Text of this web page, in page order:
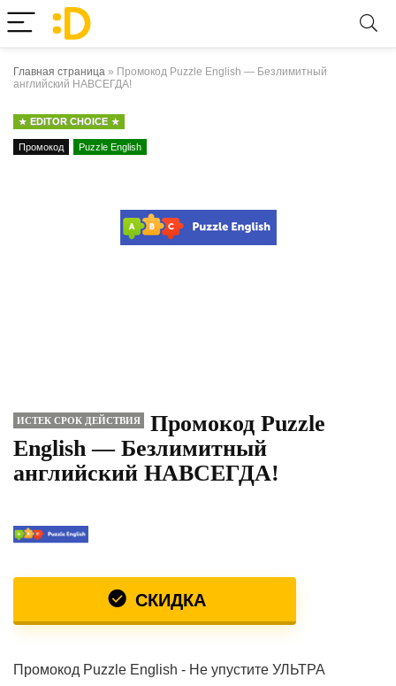
Главная страница » Промокод Puzzle English — Безлимитный
английский НАВСЕГДА!
EDITOR CHOICE
Промокод Puzzle English
ИСТЕК СРОК ДЕЙСТВИЯ
Промокод Puzzle
English — Безлимитный
английский НАВСЕГДА!
СКИДКА
Промокод Puzzle English - Не упустите УЛЬТРА